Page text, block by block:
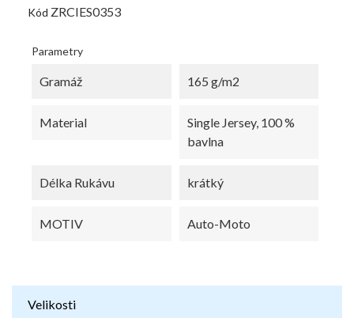
Kód ZRCIES0353
Parametry
Gramáž 165 g/m2
Material
Single Jersey, 100 %
bavlna
Délka Rukávu krátký
MOTIV Auto-Moto
Velikosti